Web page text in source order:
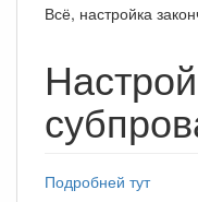
Всё, настройка
Подробней тут